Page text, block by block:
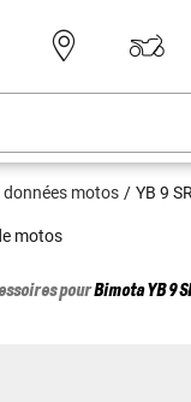
données motos YB 9
motos
pourBimotaYB 9